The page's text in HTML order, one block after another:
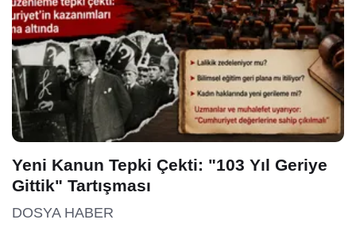
Yeni Kanun Tepki Çekti: "103 Yıl Geriye
Gittik" Tartışması
DOSYA HABER